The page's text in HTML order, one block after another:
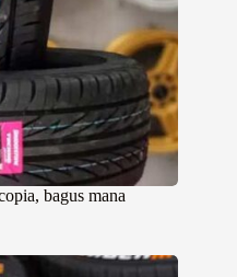
bagus mana